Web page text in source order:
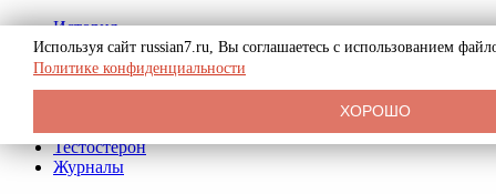
История
Биография
Криминал
Реклама на сайте
Тестостерон
Журналы
Используя сайт russian7.ru, Вы соглашаетесь с использованием
Политике конфиденциальности
ХОРОШО